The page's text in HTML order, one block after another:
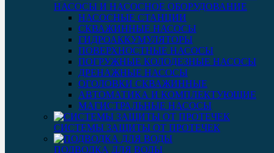
НАСОСЫ И НАСОСНОЕ ОБОРУДОВАНИЕ
НАСОСНЫЕ СТАНЦИИ
СКВАЖИННЫЕ НАСОСЫ
ГИДРОАККУМУЛЯТОРЫ
ПОВЕРХНОСТНЫЕ НАСОСЫ
ПОГРУЖНЫЕ КОЛОДЕЗНЫЕ НАСОСЫ
ДРЕНАЖНЫЕ НАСОСЫ
ОГОЛОВКИ СКВАЖИННЫЕ
АВТОМАТИКА И КОМПЛЕКТУЮЩИЕ
МАГИСТРАЛЬНЫЕ НАСОСЫ
СИСТЕМЫ ЗАЩИТЫ ОТ ПРОТЕЧЕК
ПОДВОДКА ДЛЯ ВОДЫ